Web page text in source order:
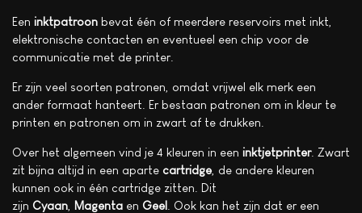
Een inktpatroon bevat één of meerdere reservoirs met inkt,
elektronische contacten en eventueel een chip voor de
communicatie met de printer.
Er zijn veel soorten patronen, omdat vrijwel elk merk een
ander formaat hanteert. Er bestaan patronen om in kleur te
printen en patronen om in zwart af te drukken.
Over het algemeen vind je 4 kleuren in een inktjetprinter. Zwart
zit bijna altijd in een aparte cartridge , de andere kleuren
kunnen ook in één cartridge zitten. Dit
zijn Cyaan Magenta en Geel . Ook kan het zijn dat er een